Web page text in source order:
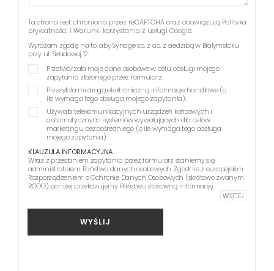
Ta strona jest chroniona przez reCAPTCHA oraz obowiązują Polityka
prywatności i Warunki korzystania z usługi Google.
Wyrażam zgodę na to, aby Synage sp. z o.o. z siedzibą w Białymstoku
przy ul. Składowej 12:
Przetwarzała moje dane osobowe w celu obsługi mojego
zapytania złożonego przez formularz.
Przesyłała mi drogą elektroniczną informacje handlowe (o
ile wymaga tego obsługa mojego zapytania).
Używała telekomunikacyjnych urządzeń końcowych i
automatycznych systemów wywołujących dla celów
marketingu bezpośredniego (o ile wymaga tego obsługa
mojego zapytania).
KLAUZULA INFORMACYJNA
Wraz z przesłaniem zapytania przez formularz staniemy się
administratorem Państwa danych osobowych. Zgodnie z europejskim
Rozporządzeniem o Ochronie Danych Osobowych (skrótowo zwanym
RODO) poniżej przekazujemy Państwu stosowną informację.
WIĘCEJ
WYŚLIJ